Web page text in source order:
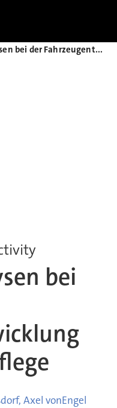
Remote-Analysen bei der Fahrzeugentwicklung und Produktpflege
bei
Axel vonEngel